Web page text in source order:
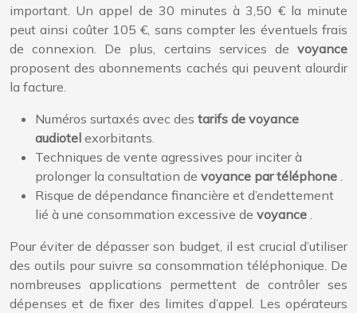
important. Un appel de 30 minutes à 3,50 € la minute
peut ainsi coûter 105 €, sans compter les éventuels frais
de connexion. De plus, certains services de voyance
proposent des abonnements cachés qui peuvent alourdir
la facture.
Numéros surtaxés avec des tarifs de voyance
audiotel exorbitants.
Techniques de vente agressives pour inciter à
prolonger la consultation de voyance par téléphone .
Risque de dépendance financière et d’endettement
lié à une consommation excessive de voyance .
Pour éviter de dépasser son budget, il est crucial d’utiliser
des outils pour suivre sa consommation téléphonique. De
nombreuses applications permettent de contrôler ses
dépenses et de fixer des limites d’appel. Les opérateurs